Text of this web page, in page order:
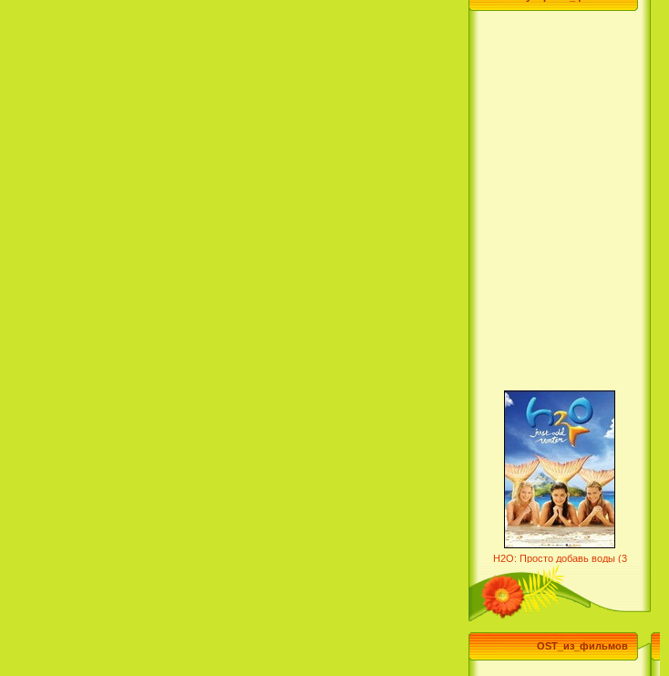
Семейка Крудс / The Croods
(2013)
Эпик / Epic (2013)
H2O: Просто добавь воды (3
Сезон) / H2O: Just Add Water
(3 Season) (сериал)
OST_из_фильмов